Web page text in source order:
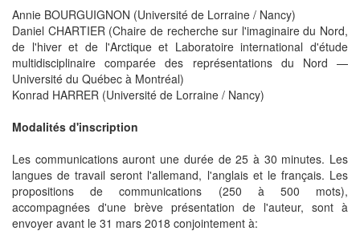
Annie BOURGUIGNON (Université de Lorraine / Nancy)
Daniel CHARTIER (Chaire de recherche sur l'imaginaire du Nord,
de l'hiver et de l'Arctique et Laboratoire international d'étude
multidisciplinaire comparée des représentations du Nord —
Université du Québec à Montréal)
Konrad HARRER (Université de Lorraine / Nancy)
Modalités d'inscription
Les communications auront une durée de 25 à 30 minutes. Les
langues de travail seront l'allemand, l'anglais et le français. Les
propositions de communications (250 à 500 mots),
accompagnées d'une brève présentation de l'auteur, sont à
envoyer avant le 31 mars 2018 conjointement à: